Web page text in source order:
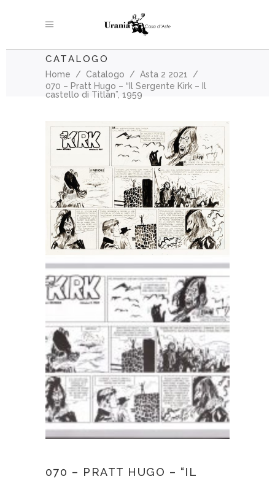
CATALOGO
Home / Catalogo / Asta 2 2021 /
070 – Pratt Hugo – “Il Sergente Kirk – Il
castello di Titlàn”, 1959
070 – PRATT HUGO – “IL